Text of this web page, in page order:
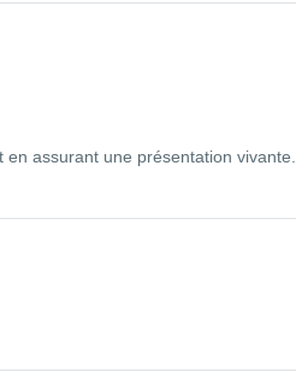
assurant une présentation vivante.